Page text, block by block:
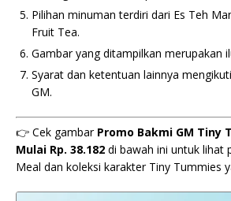
Pilihan minuman terdiri dari Es Teh
Fruit Tea.
Gambar yang ditampilkan merupakan
Syarat dan ketentuan lainnya
GM.
👉 Cek gambar Promo Bakmi GM Tiny
Mulai Rp. 38.182 di bawah ini untuk lihat
Meal dan koleksi karakter Tiny Tummies